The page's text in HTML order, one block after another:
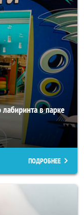
в парке
ПОДРОБНЕЕ